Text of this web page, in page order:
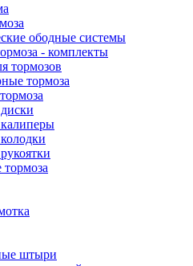
ободные системы
- комплекты
тормозов
тормоза
штыри